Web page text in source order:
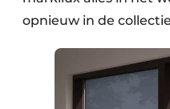
opnieuw in de